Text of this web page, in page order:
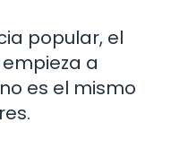
popular, el
a
es el mismo